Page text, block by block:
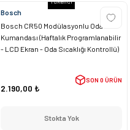
Tükendi
Bosch
Bosch CR50 Modülasyonlu Oda
Kumandası (Haftalık Programlanabilir
- LCD Ekran - Oda Sıcaklığı Kontrollü)
2.190,00 ₺
SON 0 ÜRÜN
Stokta Yok